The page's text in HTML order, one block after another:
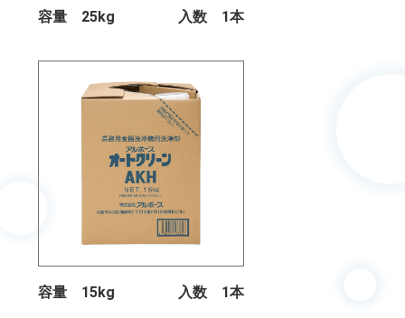
容量 25kg 入数 1本
容量 15kg 入数 1本